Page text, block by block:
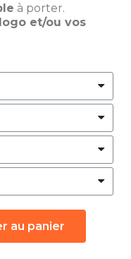
à porter.
logo et/ou vos
au panier